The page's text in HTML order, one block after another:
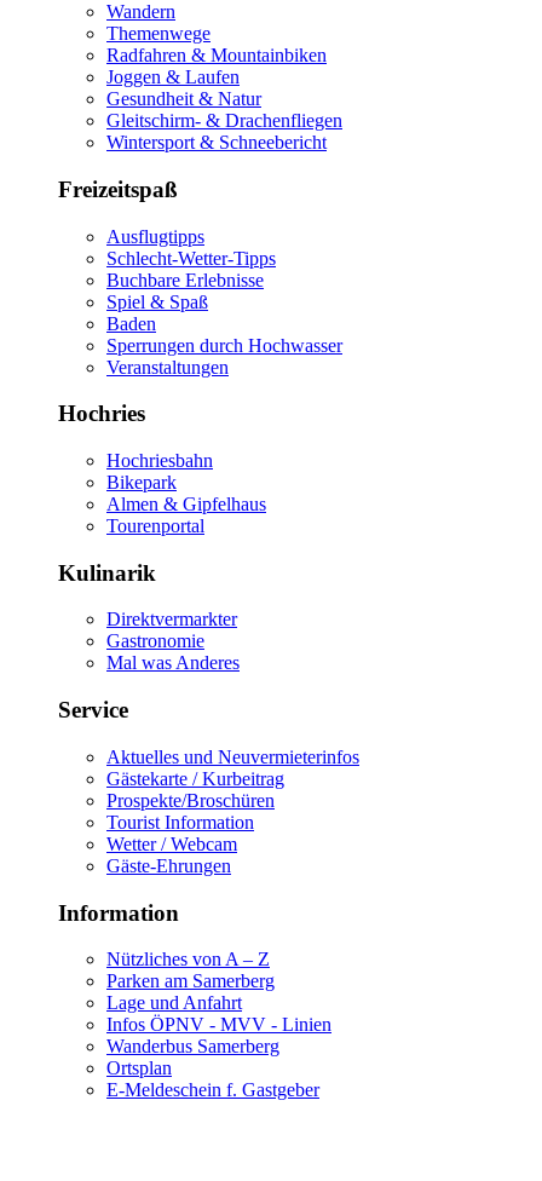
Wandern
Themenwege
Radfahren & Mountainbiken
Joggen & Laufen
Gesundheit & Natur
Gleitschirm- & Drachenfliegen
Wintersport & Schneebericht
Freizeitspaß
Ausflugtipps
Schlecht-Wetter-Tipps
Buchbare Erlebnisse
Spiel & Spaß
Baden
Sperrungen durch Hochwasser
Veranstaltungen
Hochries
Hochriesbahn
Bikepark
Almen & Gipfelhaus
Tourenportal
Kulinarik
Direktvermarkter
Gastronomie
Mal was Anderes
Service
Aktuelles und Neuvermieterinfos
Gästekarte / Kurbeitrag
Prospekte/Broschüren
Tourist Information
Wetter / Webcam
Gäste-Ehrungen
Information
Nützliches von A – Z
Parken am Samerberg
Lage und Anfahrt
Infos ÖPNV - MVV - Linien
Wanderbus Samerberg
Ortsplan
E-Meldeschein f. Gastgeber